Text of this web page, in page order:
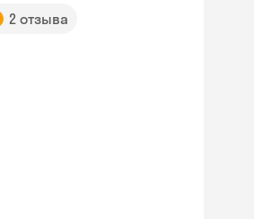
2 отзыва